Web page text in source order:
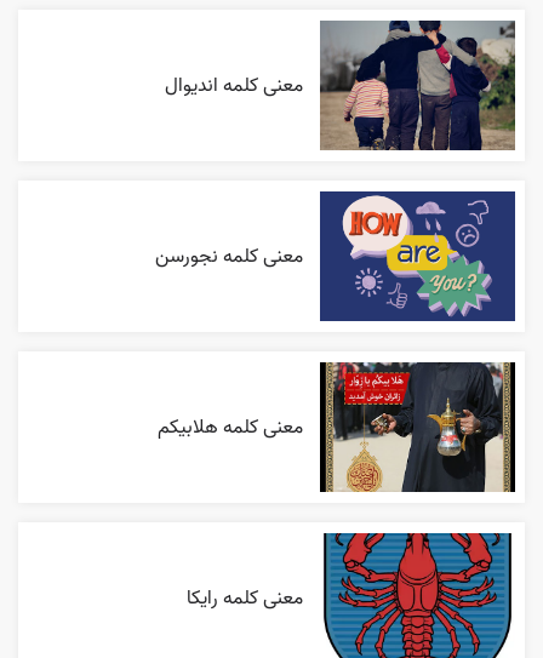
معنی کلمه اندیوال
معنی کلمه نجورسن
معنی کلمه هلابیکم
معنی کلمه رایکا